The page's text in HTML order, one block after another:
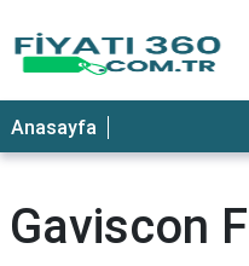
Anasayfa
Gaviscon